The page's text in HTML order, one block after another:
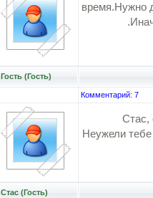
время.Нужно
Гость (Гость)
Комментарий: 7
Стас,
Неужели
Стас (Гость)